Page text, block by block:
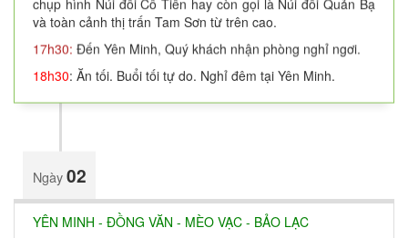
chụp hình Núi đôi Cô Tiên hay còn gọi là Núi đôi Quản Bạ
và toàn cảnh thị trấn Tam Sơn từ trên cao.
17h30: Đến Yên Minh, Quý khách nhận phòng nghỉ ngơi.
18h30: Ăn tối. Buổi tối tự do. Nghỉ đêm tại Yên Minh.
Ngày02
YÊN MINH - ĐỒNG VĂN - MÈO VẠC - BẢO LẠC